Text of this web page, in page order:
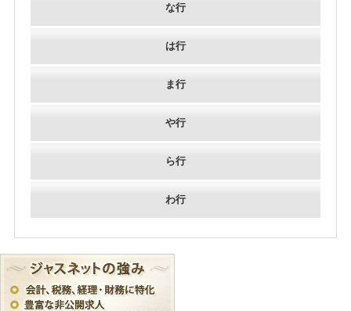
な行
は行
ま行
や行
ら行
わ行